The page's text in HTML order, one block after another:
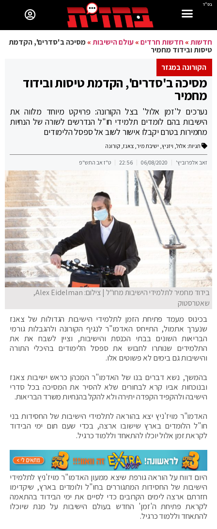
בס"ד
חדשות» חדשות חרדים»עולם הישיבות»מסיכה ב'סדרים', הקדמת
טיסות ובידוד מחמיר
הקורונה במגזר
מסיכה ב'סדרים', הקדמת טיסות ובידוד
מחמיר
נערכים ל'זמן אלול' בצל הקורונה: פרויקט מיוחד מלווה את
הישיבות בהם לומדים תלמידי חו"ל הנדרשים לשורה של הנחיות
מחמירות בטרם יקבלו אישור לשוב אל ספסל הלימודים
תגיות: אלול, ויזניץ, ישיבת מיר, צאנז, קורונה
זאב אלפרוביץ' 06/08/2020
22:56 ט"ז אב התש"פ
בידוד מחמיר לתלמידי הישיבות מחו"ל | צילום: Alex Eidelman,
שאטרסטוק
בכינוס מעמד פתיחת הזמן לתלמידי הישיבות הגדולות של צאנז
שנערך אתמול, התייחס האדמו"ר לנגיף הקורונה ולהגבלות גורמי
הבריאות השונים בבתי הכנסת והישיבות, וציין לשבח את את
התלמידים שנותרו לחבוש את ספסל הלימודים בהיכלי התורה
והישיבות גם בימים לא פשוטים אלו.
בהמשך, נשא דברים בנו של האדמו"ר המכהן כראש ישיבות צאנז
ובנוכחות אביו קרא לבחורים שלא להסיר את המסיכה בכל סדרי
הישיבה ולהקפיד הקפדה יתירה ולא להקל בהנחיות משרד הבריאות.
האדמו"ר מויז'ניץ יצא בהוראה לתלמידי הישיבות של החסידות בני
חו"ל הלומדים בארץ שישובו ארצה, בכדי שעם תום ימי הבידוד
לקראת זמן אלול יוכלו להתאחד וללמוד כרגיל.
היום דווח על הוראה גורפת שיצא ממעון האדמו"ר מויז'ניץ לתלמידי
הישיבות של החסידות המתגוררים בחו"ל ולומדים בארץ, שיקדימו
חזרתם ארצה לימים הקרובים כדי לסיים את ימי הבידוד בהתאמה
לקראת פתיחת ה'זמן' החדש בעולם הישיבות על מנת שיוכלו
להתאחד וללמוד כרגיל.